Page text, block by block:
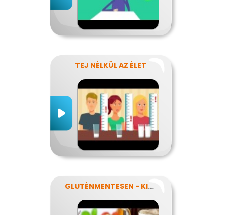
TEJ NÉLKÜL AZ ÉLET
GLUTÉNMENTESEN - KINEK IS?!